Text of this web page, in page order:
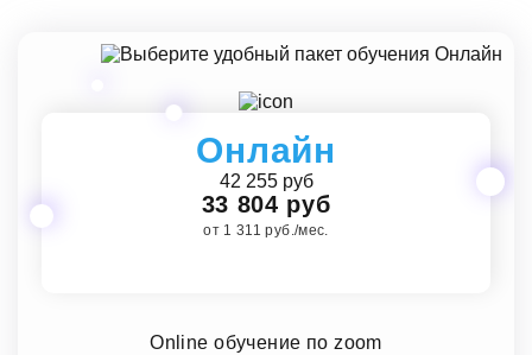
Онлайн
42 255 руб
33 804 руб
от 1 311 руб./мес.
Online обучение по zoom